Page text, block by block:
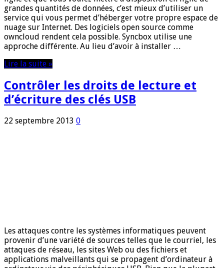
grandes quantités de données, c’est mieux d’utiliser un
service qui vous permet d’héberger votre propre espace de
nuage sur Internet. Des logiciels open source comme
owncloud rendent cela possible. Syncbox utilise une
approche différente. Au lieu d’avoir à installer …
Lire la suite »
Contrôler les droits de lecture et
d’écriture des clés USB
22 septembre 2013 0
Les attaques contre les systèmes informatiques peuvent
provenir d’une variété de sources telles que le courriel, les
attaques de réseau, les sites Web ou des fichiers et
applications malveillants qui se propagent d’ordinateur à